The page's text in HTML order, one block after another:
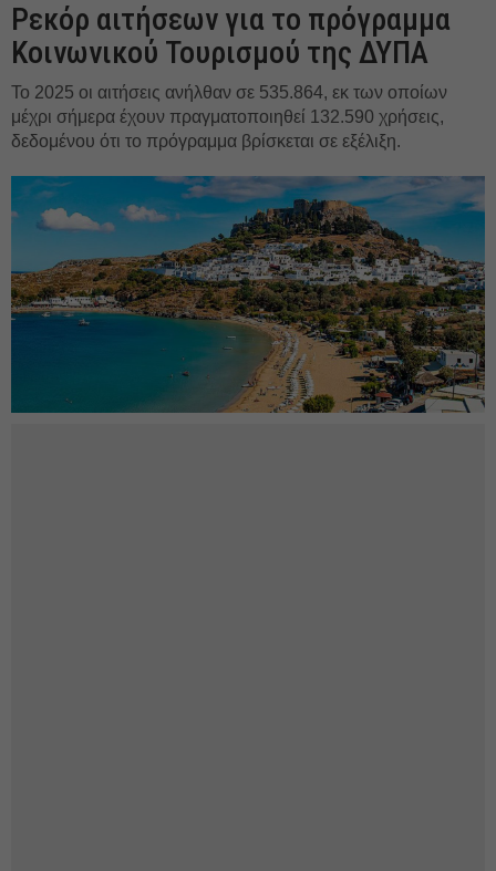
Ρεκόρ αιτήσεων για το πρόγραμμα
Κοινωνικού Τουρισμού της ΔΥΠΑ
Το 2025 οι αιτήσεις ανήλθαν σε 535.864, εκ των οποίων
μέχρι σήμερα έχουν πραγματοποιηθεί 132.590 χρήσεις,
δεδομένου ότι το πρόγραμμα βρίσκεται σε εξέλιξη.